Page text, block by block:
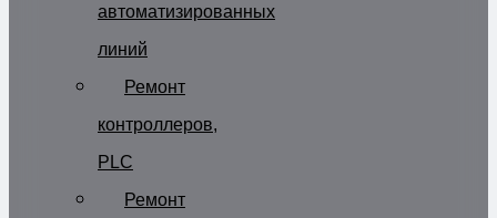
автоматизированных
линий
Ремонт
контроллеров,
PLC
Ремонт